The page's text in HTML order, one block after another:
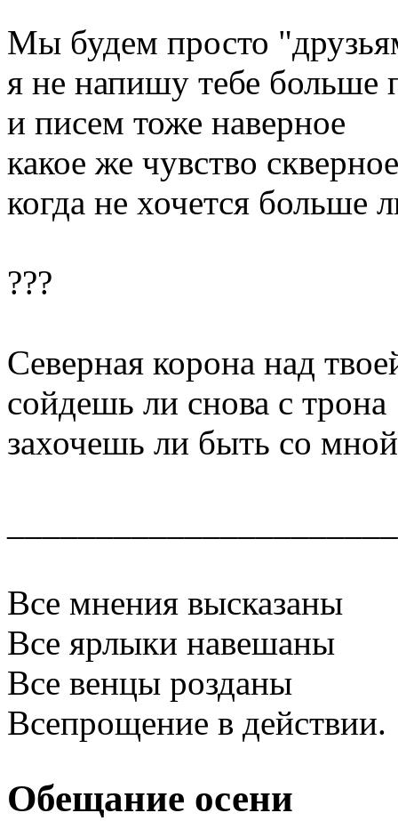
Мы будем просто
я не напишу тебе больше
и писем тоже наверное
какое же чувство скверное
когда не хочется больше
???
Северная корона над
сойдешь ли снова с трона
захочешь ли быть со
Все мнения высказаны
Все ярлыки навешаны
Все венцы розданы
Всепрощение в действии.
Обещание осени